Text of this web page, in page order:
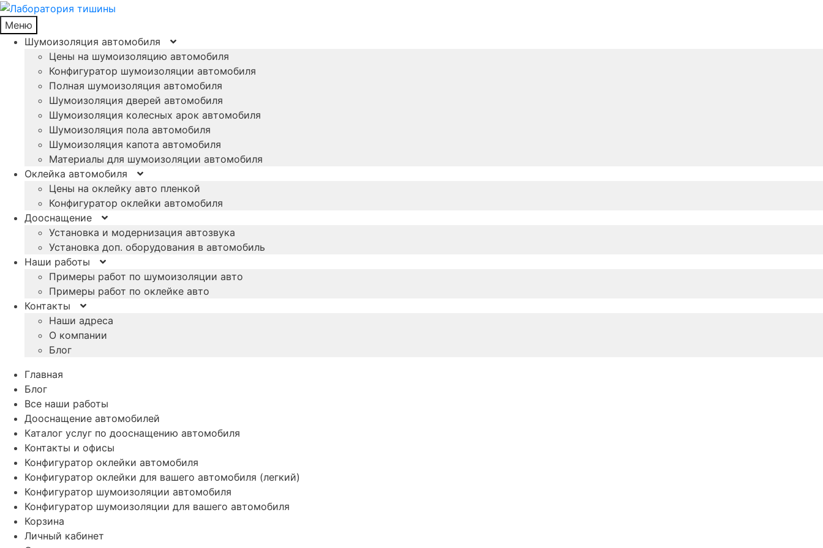
Меню
Шумоизоляция автомобиля
Цены на шумоизоляцию автомобиля
Конфигуратор шумоизоляции автомобиля
Полная шумоизоляция автомобиля
Шумоизоляция дверей автомобиля
Шумоизоляция колесных арок автомобиля
Шумоизоляция пола автомобиля
Шумоизоляция капота автомобиля
Материалы для шумоизоляции автомобиля
Оклейка автомобиля
Цены на оклейку авто пленкой
Конфигуратор оклейки автомобиля
Дооснащение
Установка и модернизация автозвука
Установка доп. оборудования в автомобиль
Наши работы
Примеры работ по шумоизоляции авто
Примеры работ по оклейке авто
Контакты
Наши адреса
О компании
Блог
Главная
Блог
Все наши работы
Дооснащение автомобилей
Каталог услуг по дооснащению автомобиля
Контакты и офисы
Конфигуратор оклейки автомобиля
Конфигуратор оклейки для вашего автомобиля (легкий)
Конфигуратор шумоизоляции автомобиля
Конфигуратор шумоизоляции для вашего автомобиля
Корзина
Личный кабинет